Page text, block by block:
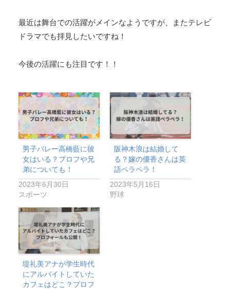
最近は舞台での活躍がメインなようですが、またテレビ
ドラマでも拝見したいですね！
今後の活躍にも注目です！！
男子バレー高橋藍に彼
女はいる？プロフや兄
弟についても！
2023年6月30日
スポーツ
阪神木浪は結婚して
る？嫁の優香さんは英
語ペラペラ！
2023年5月16日
野球
堤礼美アナが学生時代
にアルバイトしていた
カフェはどこ？プロフ